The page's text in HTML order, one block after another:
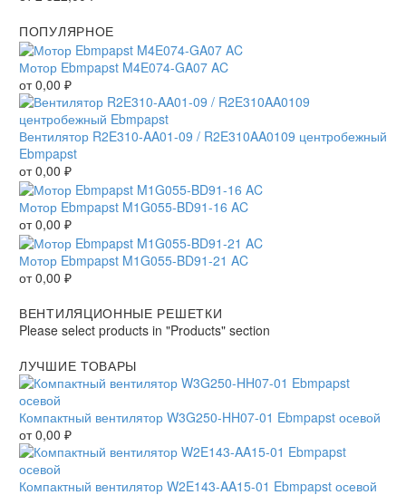
ПОПУЛЯРНОЕ
Мотор Ebmpapst M4E074-GA07 AC
от0,00 ₽
Вентилятор R2E310-AA01-09 / R2E310AA0109 центробежный
Ebmpapst
от0,00 ₽
Мотор Ebmpapst M1G055-BD91-16 AC
от0,00 ₽
Мотор Ebmpapst M1G055-BD91-21 AC
от0,00 ₽
ВЕНТИЛЯЦИОННЫЕ РЕШЕТКИ
Please select products in "Products" section
ЛУЧШИЕ ТОВАРЫ
Компактный вентилятор W3G250-HH07-01 Ebmpapst осевой
от0,00 ₽
Компактный вентилятор W2E143-AA15-01 Ebmpapst осевой